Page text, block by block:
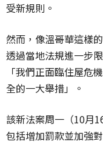
受新規則。
然而，像溫哥華這樣
透過當地法規進一步
「我們正面臨住屋危
全的一大舉措」。
該新法案周一（10月
包括增加罰款並加強